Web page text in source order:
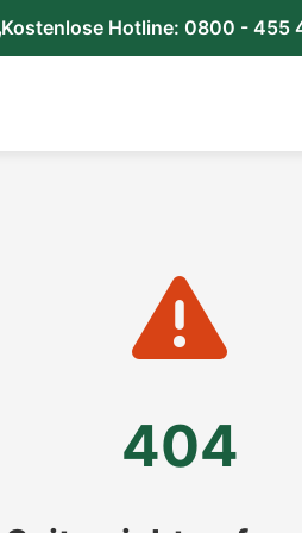
Kostenlose Hotline: 0800 - 455
404